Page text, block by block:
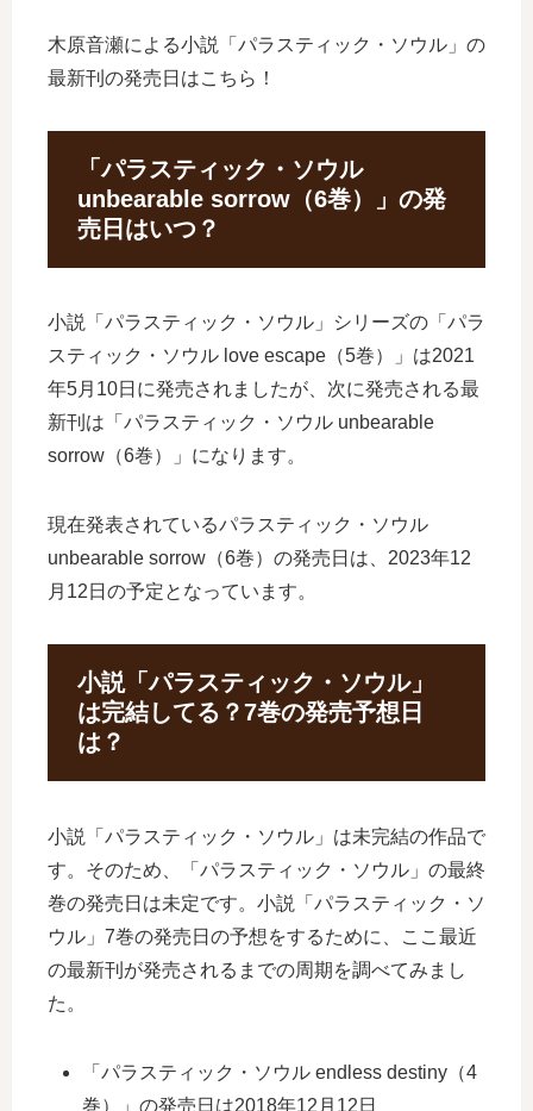
木原音瀬による小説「パラスティック・ソウル」の
最新刊の発売日はこちら！
「パラスティック・ソウル
unbearable sorrow（6巻）」の発
売日はいつ？
小説「パラスティック・ソウル」シリーズの「パラ
スティック・ソウル love escape（5巻）」は2021
年5月10日に発売されましたが、次に発売される最
新刊は「パラスティック・ソウル unbearable
sorrow（6巻）」になります。
現在発表されているパラスティック・ソウル
unbearable sorrow（6巻）の発売日は、2023年12
月12日の予定となっています。
小説「パラスティック・ソウル」
は完結してる？7巻の発売予想日
は？
小説「パラスティック・ソウル」は未完結の作品で
す。そのため、「パラスティック・ソウル」の最終
巻の発売日は未定です。小説「パラスティック・ソ
ウル」7巻の発売日の予想をするために、ここ最近
の最新刊が発売されるまでの周期を調べてみまし
た。
「パラスティック・ソウル endless destiny（4
巻）」の発売日は2018年12月12日